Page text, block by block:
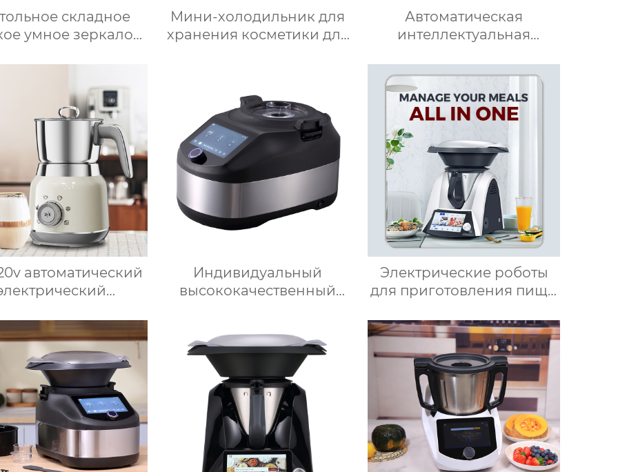
складное
умное зеркало
Мини-холодильник для
хранения косметики для
грудное молоко,
автомобильный мини-
холодильник
Автоматическая
интеллектуальная
коммерческая машина
для приготовления
овощей Термомиксер
автоматический
вспениватель
машина для
горячего
шоколада
Индивидуальный
высококачественный
робот для приготовления
пищи, кухонный комбайн,
блендер, тепловизор
Электрические роботы
для приготовления пищи
пищи кухня Китай
высокоскоростной
супница кухонный
комбайн кухонная
техника Термомиксер